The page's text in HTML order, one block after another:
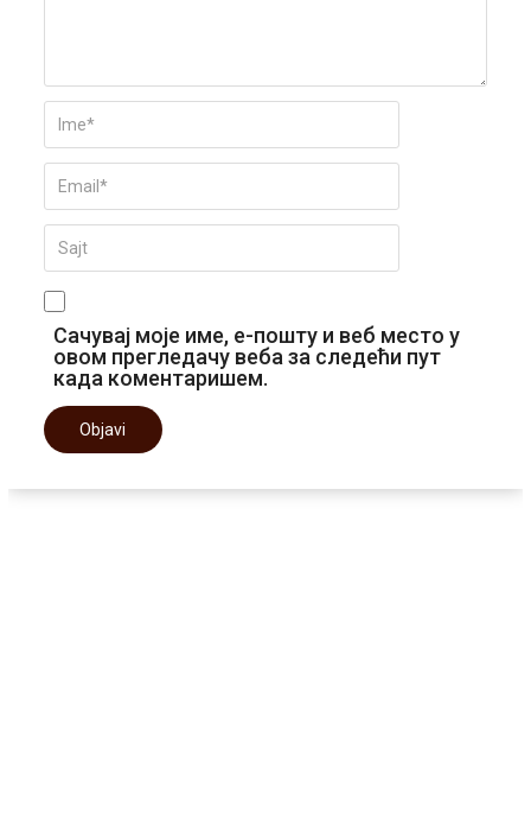
Сачувај моје име, е-пошту и веб место у
овом прегледачу веба за следећи пут
када коментаришем.